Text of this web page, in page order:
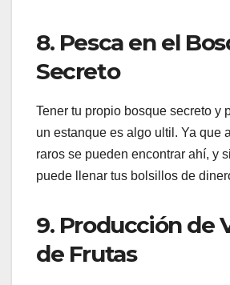
8. Pesca en el
Secreto
Tener tu propio bosque secreto y
un estanque es algo ultil. Ya que
raros se pueden encontrar ahí, y
puede llenar tus bolsillos de
9. Producción de
de Frutas